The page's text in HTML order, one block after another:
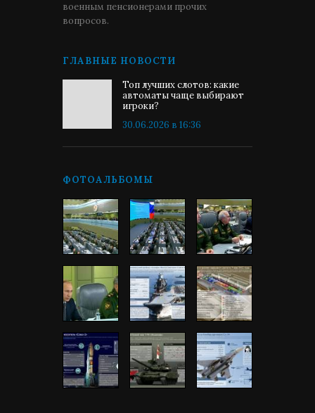
военным пенсионерами прочих
вопросов.
ГЛАВНЫЕ НОВОСТИ
Топ лучших слотов: какие
автоматы чаще выбирают
игроки?
30.06.2026 в 16:36
ФОТОАЛЬБОМЫ